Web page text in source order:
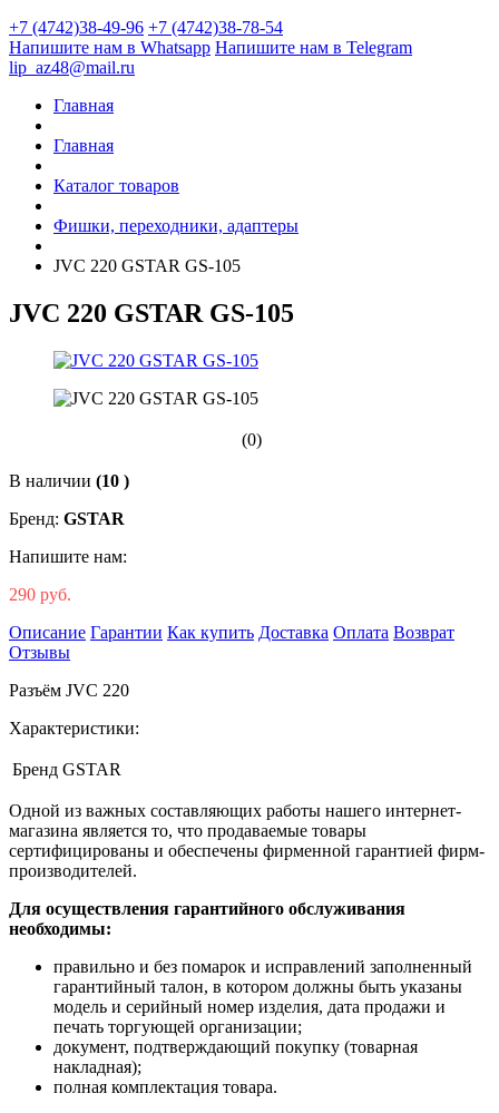
+7 (4742)38-49-96 +7 (4742)38-78-54
Напишите нам в Whatsapp Напишите нам в Telegram
lip_az48@mail.ru
Главная
Главная
Каталог товаров
Фишки, переходники, адаптеры
JVC 220 GSTAR GS-105
JVC 220 GSTAR GS-105
(0)
В наличии (10 )
Бренд: GSTAR
Напишите нам:
290 руб.
Описание Гарантии Как купить Доставка Оплата Возврат
Отзывы
Разъём JVC 220
Характеристики:
Бренд GSTAR
Одной из важных составляющих работы нашего интернет-
магазина является то, что продаваемые товары
сертифицированы и обеспечены фирменной гарантией фирм-
производителей.
Для осуществления гарантийного обслуживания
необходимы:
правильно и без помарок и исправлений заполненный
гарантийный талон, в котором должны быть указаны
модель и серийный номер изделия, дата продажи и
печать торгующей организации;
документ, подтверждающий покупку (товарная
накладная);
полная комплектация товара.